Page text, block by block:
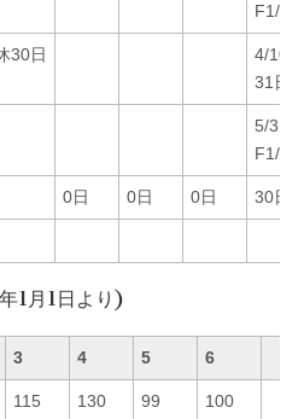
F1/L0
30日
4/10
31日
5/
F1/L0
0日 0日 0日 30日
1月1日より)
3 4 5 6
115 130 99 100